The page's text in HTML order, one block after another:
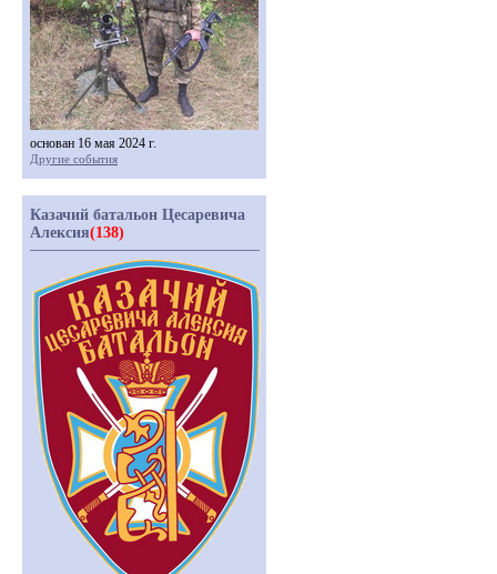
основан 16 мая 2024 г.
Другие события
Казачий батальон Цесаревича
Алексия(138)